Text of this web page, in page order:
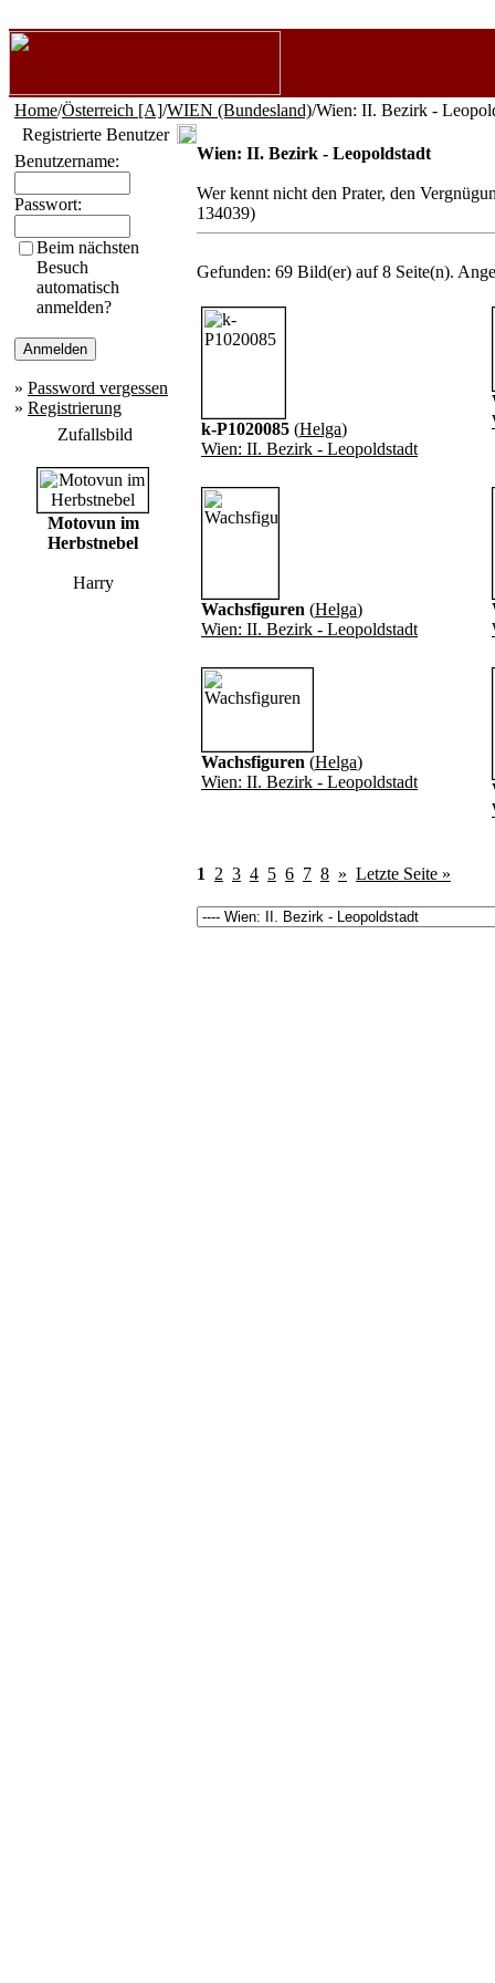
Home/Österreich [A]/WIEN (Bundesland)/Wien: II. Bezirk -
Registrierte Benutzer
Benutzername:
Passwort:
Beim nächsten
Besuch
automatisch
anmelden?
» Password vergessen
» Registrierung
Zufallsbild
Motovun im
Herbstnebel
Harry
Wien: II. Bezirk - Leopoldstadt
Wer kennt nicht den Prater, den
134039)
Gefunden: 69 Bild(er) auf 8 Seite(n).
k-P1020085 (Helga)
Wien: II. Bezirk - Leopoldstadt
Wachsfiguren (Helga)
Wien: II. Bezirk - Leopoldstadt
Wachsfiguren (Helga)
Wien: II. Bezirk - Leopoldstadt
1 2 3 4 5 6 7 8 » Letzte Seite »